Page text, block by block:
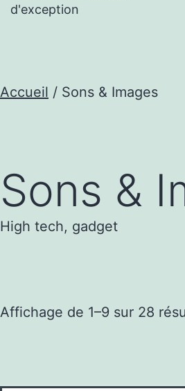
d'exception
Accueil / Sons & Images
Sons &
High tech, gadget
Affichage de 1–9 sur 28